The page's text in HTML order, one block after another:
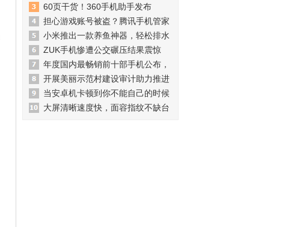
60页干货！360手机助手发布
担心游戏账号被盗？腾讯手机管家
小米推出一款养鱼神器，轻松排水
ZUK手机惨遭公交碾压结果震惊
年度国内最畅销前十部手机公布，
开展美丽示范村建设审计助力推进
当安卓机卡顿到你不能自己的时候
大屏清晰速度快，面容指纹不缺台